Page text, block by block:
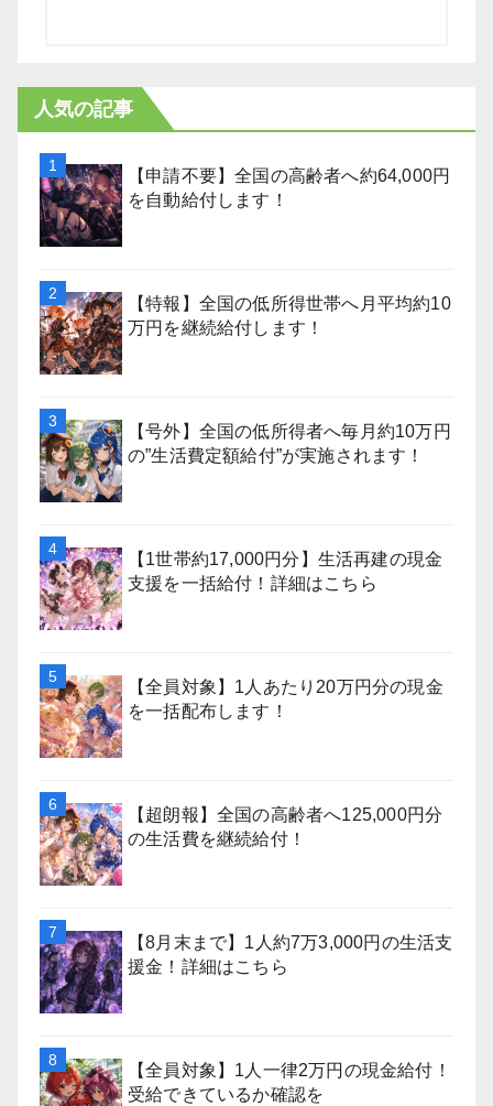
人気の記事
【申請不要】全国の高齢者へ約64,000円
を自動給付します！
【特報】全国の低所得世帯へ月平均約10
万円を継続給付します！
【号外】全国の低所得者へ毎月約10万円
の”生活費定額給付”が実施されます！
【1世帯約17,000円分】生活再建の現金
支援を一括給付！詳細はこちら
【全員対象】1人あたり20万円分の現金
を一括配布します！
【超朗報】全国の高齢者へ125,000円分
の生活費を継続給付！
【8月末まで】1人約7万3,000円の生活支
援金！詳細はこちら
【全員対象】1人一律2万円の現金給付！
受給できているか確認を